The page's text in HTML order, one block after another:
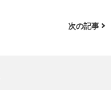
次の記事